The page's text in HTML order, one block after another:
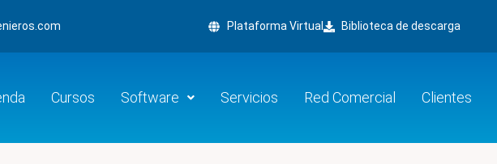
Plataforma Virtual Biblioteca de descarga
Cursos Software Servicios Red Comercial Clientes